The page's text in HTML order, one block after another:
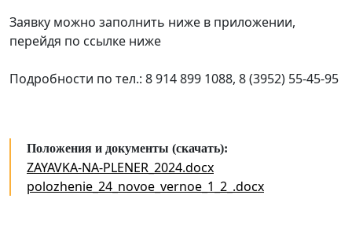
Заявку можно заполнить ниже в приложении,
перейдя по ссылке ниже
Подробности по тел.: 8 914 899 1088, 8 (3952) 55-45-95
Положения и документы (скачать):
ZAYAVKA-NA-PLENER_2024.docx
polozhenie_24_novoe_vernoe_1_2_.docx